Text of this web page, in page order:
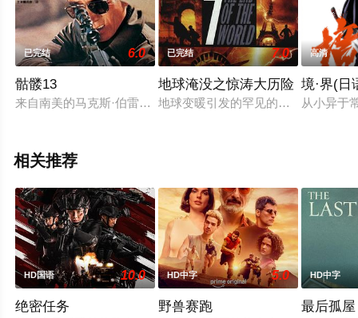
已完结 6.0
骷髅13
来自南美的马克斯·伯雷表面上是个海上贸易的商人，暗中却从
已完结 7.0
地球淹没之惊涛大历险
地球变暖引发的罕见的飓风席卷全球
高清
境·界(日
从小异于
相关推荐
HD国语 10.0
绝密任务
HD中字 5.0
野兽赛跑
HD中字
最后孤屋